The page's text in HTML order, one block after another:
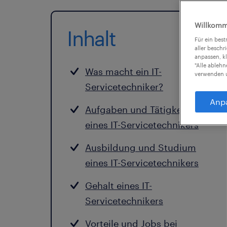
Inhalt
Was macht ein IT-
Servicetechniker?
Aufgaben und Tätigkeiten
eines IT-Servicetechnikers
Ausbildung und Studium
eines IT-Servicetechnikers
Gehalt eines IT-
Servicetechnikers
Vorteile und Jobs bei
Für ein
aller
anpassen,
"Alle
verwenden